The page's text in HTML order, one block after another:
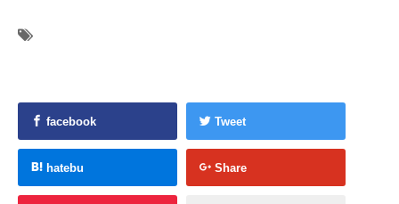
facebook Tweet
hatebu Share